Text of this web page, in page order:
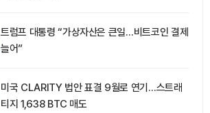
트럼프 대통령 “가상자산은 큰일…비트코인 결제
늘어”
미국 CLARITY 법안 표결 9월로 연기…스트래
티지 1,638 BTC 매도